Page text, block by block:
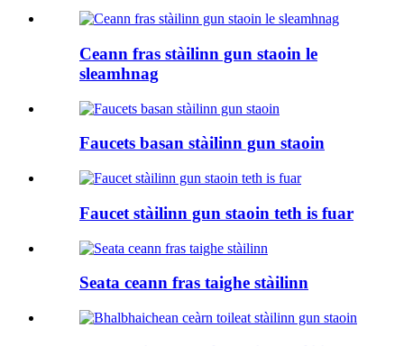
Ceann fras stàilinn gun staoin le
sleamhnag
Faucets basan stàilinn gun staoin
Faucet stàilinn gun staoin teth is fuar
Seata ceann fras taighe stàilinn